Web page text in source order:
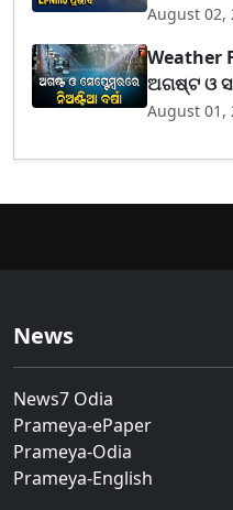
August 02,
Weather
ଅଗଷ୍ଟ ଓ
August 01,
News
News7 Odia
Prameya-ePaper
Prameya-Odia
Prameya-English